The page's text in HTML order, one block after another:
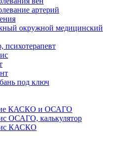
артерий
окружной медицинский
психотерапевт
под ключ
КАСКО и ОСАГО
ОСАГО, калькулятор
КАСКО